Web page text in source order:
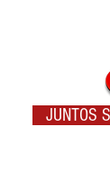
JUNTOS